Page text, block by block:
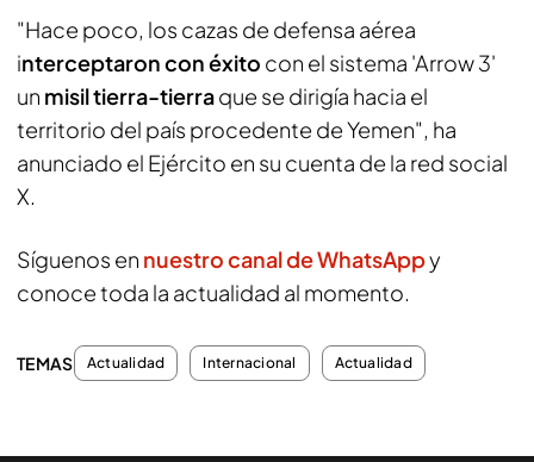
"Hace poco, los cazas de defensa aérea
interceptaron con éxito con el sistema 'Arrow 3'
un misil tierra-tierraque se dirigía hacia el
territorio del país procedente de Yemen", ha
anunciado el Ejército en su cuenta de la red social
X.
Síguenos en nuestro canal de WhatsAppy
conoce toda la actualidad al momento.
TEMAS Actualidad Internacional Actualidad